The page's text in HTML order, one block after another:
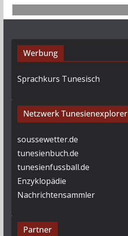
Werbung
Sprachkurs Tunesisch
Netzwerk Tunesienexplorer
soussewetter.de
tunesienbuch.de
tunesienfussball.de
Enzyklopädie
Nachrichtensammler
Partner